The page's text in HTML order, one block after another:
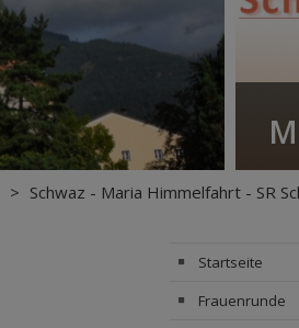
> Schwaz - Maria Himmelfahrt - SR
Startseite
Frauenrunde